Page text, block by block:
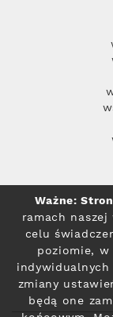
Ważne:
ramach
celu
poziomie,
zmiany
będą one